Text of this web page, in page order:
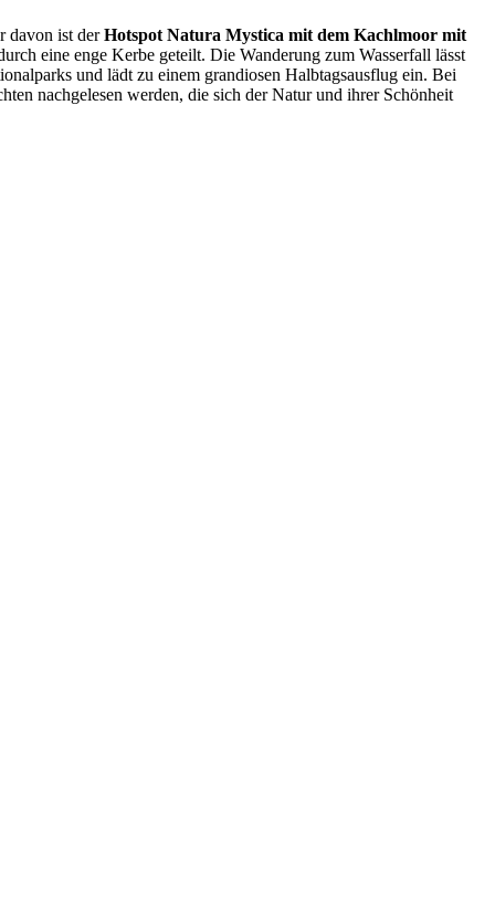
davon ist derHotspot Natura Mystica mit dem Kachlmoor mit
eine enge Kerbe geteilt. Die Wanderung zum Wasserfall lässt
und lädt zu einem grandiosen Halbtagsausflug ein. Bei
nachgelesen werden, die sich der Natur und ihrer Schönheit